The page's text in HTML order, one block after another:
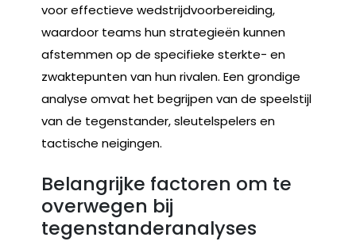
voor effectieve wedstrijdvoorbereiding,
waardoor teams hun strategieën kunnen
afstemmen op de specifieke sterkte- en
zwaktepunten van hun rivalen. Een grondige
analyse omvat het begrijpen van de speelstijl
van de tegenstander, sleutelspelers en
tactische neigingen.
Belangrijke factoren om te
overwegen bij
tegenstanderanalyses